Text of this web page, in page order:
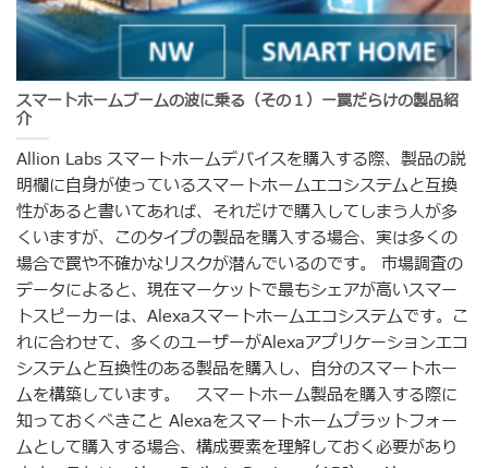
スマートホームブームの波に乗る（その１）ー罠だらけの製品紹
介
Allion Labs スマートホームデバイスを購入する際、製品の説
明欄に自身が使っているスマートホームエコシステムと互換
性があると書いてあれば、それだけで購入してしまう人が多
くいますが、このタイプの製品を購入する場合、実は多くの
場合で罠や不確かなリスクが潜んでいるのです。 市場調査の
データによると、現在マーケットで最もシェアが高いスマー
トスピーカーは、Alexaスマートホームエコシステムです。こ
れに合わせて、多くのユーザーがAlexaアプリケーションエコ
システムと互換性のある製品を購入し、自分のスマートホー
ムを構築しています。 スマートホーム製品を購入する際に
知っておくべきこと Alexaをスマートホームプラットフォー
ムとして購入する場合、構成要素を理解しておく必要があり